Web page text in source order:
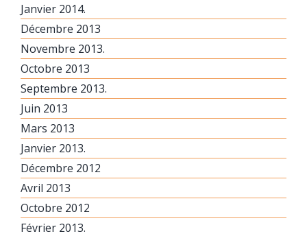
Janvier 2014.
Décembre 2013
Novembre 2013.
Octobre 2013
Septembre 2013.
Juin 2013
Mars 2013
Janvier 2013.
Décembre 2012
Avril 2013
Octobre 2012
Février 2013.